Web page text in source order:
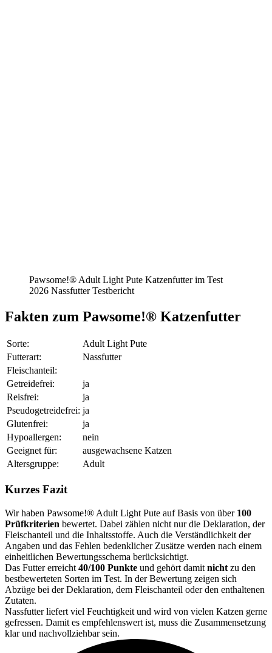
Pawsome!® Adult Light Pute Katzenfutter im Test
2026 Nassfutter Testbericht
Fakten zum Pawsome!® Katzenfutter
Sorte:
Adult Light Pute
Futterart:
Nassfutter
Fleischanteil:
Getreidefrei:
ja
Reisfrei:
ja
Pseudogetreidefrei: ja
Glutenfrei:
ja
Hypoallergen:
nein
Geeignet für:
ausgewachsene Katzen
Altersgruppe:
Adult
Kurzes Fazit
Wir haben Pawsome!® Adult Light Pute auf Basis von über 100
Prüfkriterien bewertet. Dabei zählen nicht nur die Deklaration, der
Fleischanteil und die Inhaltsstoffe. Auch die Verständlichkeit der
Angaben und das Fehlen bedenklicher Zusätze werden nach einem
einheitlichen Bewertungsschema berücksichtigt.
Das Futter erreicht 40/100 Punkte und gehört damit nicht zu den
bestbewerteten Sorten im Test. In der Bewertung zeigen sich
Abzüge bei der Deklaration, dem Fleischanteil oder den enthaltenen
Zutaten.
Nassfutter liefert viel Feuchtigkeit und wird von vielen Katzen gerne
gefressen. Damit es empfehlenswert ist, muss die Zusammensetzung
klar und nachvollziehbar sein.